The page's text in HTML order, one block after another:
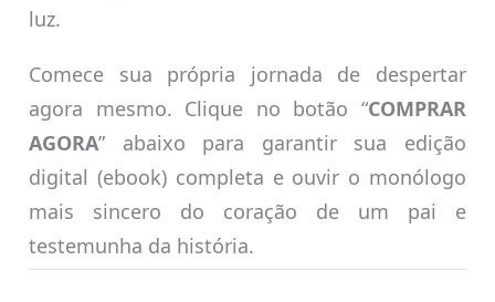
luz.
Comece sua própria jornada de despertar
agora mesmo. Clique no botão “COMPRAR
AGORA” abaixo para garantir sua edição
digital (ebook) completa e ouvir o monólogo
mais sincero do coração de um pai e
testemunha da história.